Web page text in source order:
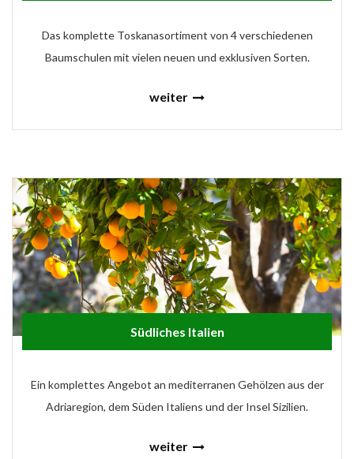
Das komplette Toskanasortiment von 4 verschiedenen
Baumschulen mit vielen neuen und exklusiven Sorten.
weiter
Südliches Italien
Ein komplettes Angebot an mediterranen Gehölzen aus der
Adriaregion, dem Süden Italiens und der Insel Sizilien.
weiter